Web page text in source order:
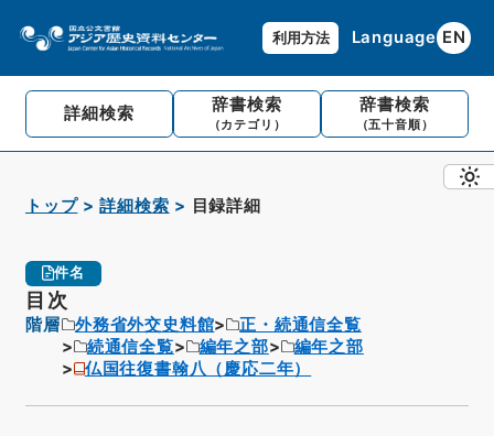
利用方法 Language EN
詳細検索 辞書検索
（カテゴリ）
辞書検索
（五十音順）
トップ 詳細検索 目録詳細
件名
目次
階層 外務省外交史料館
正・続通信全覧
続通信全覧
編年之部
編年之部
仏国往復書翰八（慶応二年）